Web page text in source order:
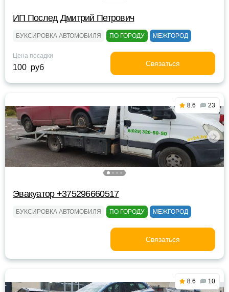
ИП Послед Дмитрий Петрович
БУКСИРОВКА АВТОМОБИЛЯ ПО ГОРОДУ МЕЖГОРОД
Цена посадки
100 руб Связаться
8.6 23
Эвакуатор +375296660517
БУКСИРОВКА АВТОМОБИЛЯ ПО ГОРОДУ МЕЖГОРОД
Связаться
8.6 10